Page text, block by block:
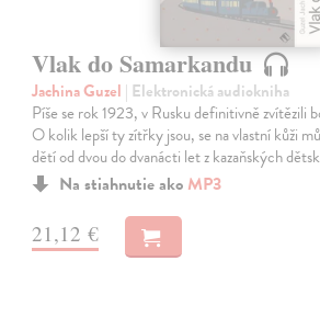
Vlak do Samarkandu
Jachina Guzel | Elektronická audiokniha
Píše se rok 1923, v Rusku definitivně zvítězili
O kolik lepší ty zítřky jsou, se na vlastní kůži
dětí od dvou do dvanácti let z kazaňských
Na stiahnutie ako MP3
21,12 €